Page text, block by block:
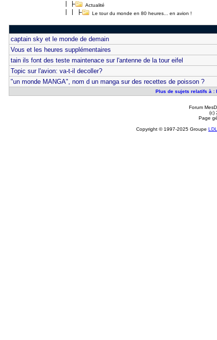
Actualité
Le tour du monde en 80 heures... en avion !
captain sky et le monde de demain
Vous et les heures supplémentaires
tain ils font des teste maintenace sur l'antenne de la tour eifel
Topic sur l'avion: va-t-il decoller?
"un monde MANGA", nom d un manga sur des recettes de poisson ?
Plus de sujets relatifs à :
Forum
(c)
Page
Copyright © 1997-2025 Groupe